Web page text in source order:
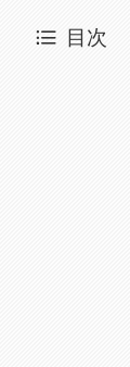
目次